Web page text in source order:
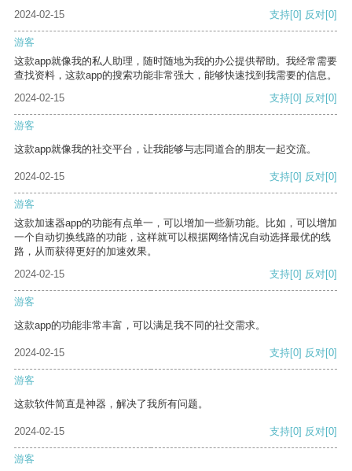
2024-02-15 支持[0] 反对[0]
游客
这款app就像我的私人助理，随时随地为我的办公提供帮助。我经常需要
查找资料，这款app的搜索功能非常强大，能够快速找到我需要的信息。
2024-02-15
支持[0] 反对[0]
游客
这款app就像我的社交平台，让我能够与志同道合的朋友一起交流。
2024-02-15 支持[0] 反对[0]
游客
这款加速器app的功能有点单一，可以增加一些新功能。比如，可以增加
一个自动切换线路的功能，这样就可以根据网络情况自动选择最优的线
路，从而获得更好的加速效果。
2024-02-15
支持[0] 反对[0]
游客
这款app的功能非常丰富，可以满足我不同的社交需求。
2024-02-15 支持[0] 反对[0]
游客
这款软件简直是神器，解决了我所有问题。
2024-02-15 支持[0] 反对[0]
游客